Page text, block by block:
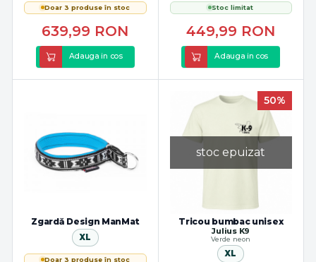
Doar 3 produse în stoc
639,99 RON
Adauga in cos
Stoc limitat
449,99 RON
Adauga in cos
Zgardă Design ManMat
XL
Doar 3 produse în stoc
stoc epuizat
50%
Tricou bumbac unisex
Julius K9
Verde neon
XL